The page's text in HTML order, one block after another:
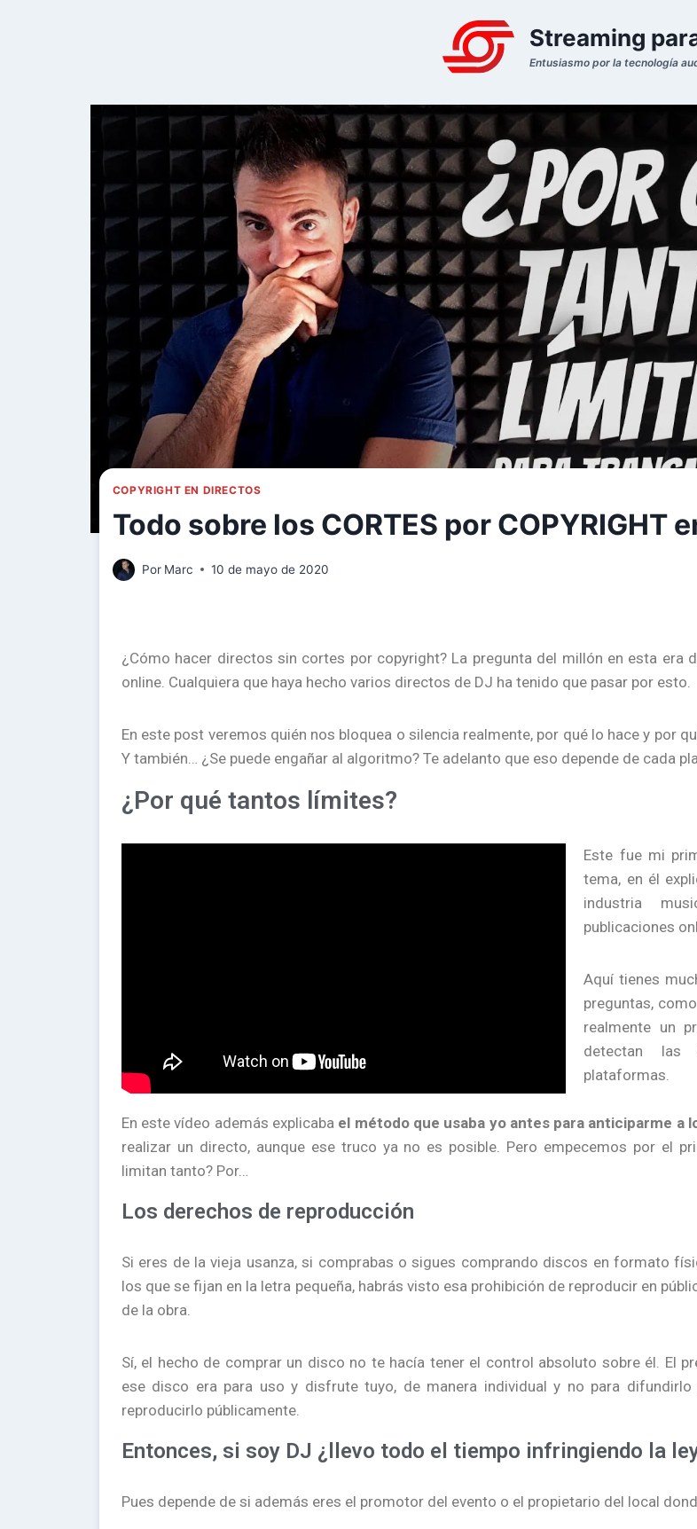
Streaming
Entusiasmo por la tecnología
COPYRIGHT EN DIRECTOS
Todo sobre los CORTES por COPYRIGHT
Por Marc 10 de mayo de 2020
¿Cómo hacer directos sin cortes por copyright? La pregunta del millón en esta era
online. Cualquiera que haya hecho varios directos de DJ ha tenido que pasar por esto.
En este post veremos quién nos bloquea o silencia realmente, por qué lo hace y por
Y también… ¿Se puede engañar al algoritmo? Te adelanto que eso depende de cada
¿Por qué tantos límites?
Este fue mi
tema, en él
industria
publicaciones
Aquí tienes
preguntas,
realmente un
detectan las
plataformas.
En este vídeo además explicaba el método que usaba yo antes para anticiparme a
realizar un directo, aunque ese truco ya no es posible. Pero empecemos por el
limitan tanto? Por…
Los derechos de reproducción
Si eres de la vieja usanza, si comprabas o sigues comprando discos en formato
los que se fijan en la letra pequeña, habrás visto esa prohibición de reproducir en
de la obra.
Sí, el hecho de comprar un disco no te hacía tener el control absoluto sobre él. El
ese disco era para uso y disfrute tuyo, de manera individual y no para
reproducirlo públicamente.
Entonces, si soy DJ ¿llevo todo el tiempo infringiendo la
Pues depende de si además eres el promotor del evento o el propietario del local